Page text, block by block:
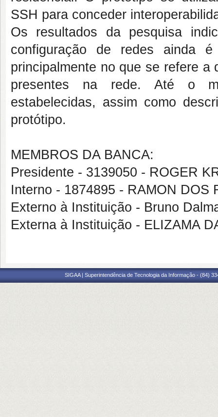
SSH para conceder
Os resultados da pesquisa
configuração de redes ainda
principalmente no que se refere
presentes na rede. Até o
estabelecidas, assim como
protótipo.
MEMBROS DA BANCA:
Presidente - 3139050 - ROGER
Interno - 1874895 - RAMON DOS
Externo à Instituição - Bruno
Externa à Instituição - ELIZAMA
SIGAA | Superintendência de Tecnologia da Informação - (84)